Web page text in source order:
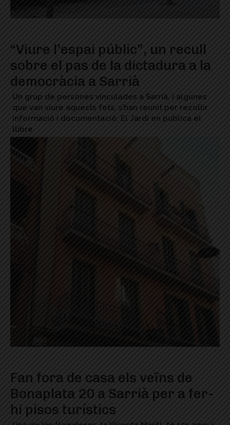
“Viure l’espai públic”, un recull
sobre el pas de la dictadura a la
democràcia a Sarrià
Un grup de persones vinculades a Sarrià, i algunes
que van viure aquests fets, s’han reunit per recollir
informació i documentació; El Jardí en publica el
llibre
Fan fora de casa els veïns de
Bonaplata 20 a Sarrià per a fer-
hi pisos turístics